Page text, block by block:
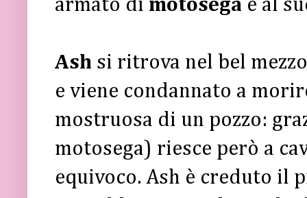
armato di motosega e al
Ash si ritrova nel bel
e viene condannato a
mostruosa di un pozzo:
motosega) riesce però a
equivoco. Ash è creduto il